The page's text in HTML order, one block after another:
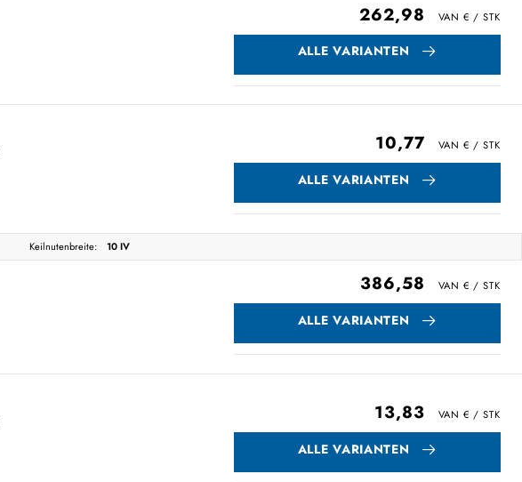
262,98
ALLE VARIANTEN
10,77
ALLE VARIANTEN
Keilnutenbreite:
10 IV
386,58
ALLE VARIANTEN
13,83
ALLE VARIANTEN